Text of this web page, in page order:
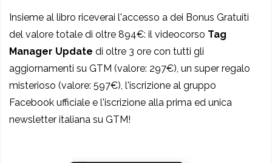
Insieme al libro riceverai l'accesso a dei Bonus Gratuiti
del valore totale di oltre 894€: il videocorso Tag
Manager Update di oltre 3 ore con tutti gli
aggiornamenti su GTM (valore: 297€), un super regalo
misterioso (valore: 597€), l'iscrizione al gruppo
Facebook ufficiale e l'iscrizione alla prima ed unica
newsletter italiana su GTM!